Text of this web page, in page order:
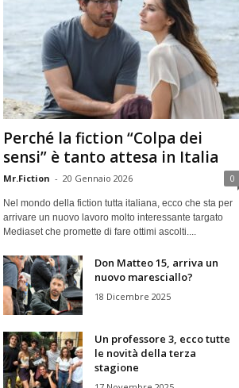
Perché la fiction “Colpa dei
sensi” è tanto attesa in Italia
Mr.Fiction - 20 Gennaio 2026 0
Nel mondo della fiction tutta italiana, ecco che sta per
arrivare un nuovo lavoro molto interessante targato
Mediaset che promette di fare ottimi ascolti....
Don Matteo 15, arriva un
nuovo maresciallo?
18 Dicembre 2025
Un professore 3, ecco tutte
le novità della terza
stagione